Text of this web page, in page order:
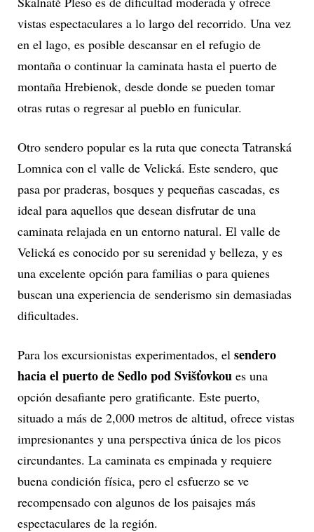
vistas espectaculares a lo largo del recorrido. Una vez
en el lago, es posible descansar en el refugio de
montaña o continuar la caminata hasta el puerto de
montaña Hrebienok, desde donde se pueden tomar
otras rutas o regresar al pueblo en funicular.
Otro sendero popular es la ruta que conecta Tatranská
Lomnica con el valle de Velická. Este sendero, que
pasa por praderas, bosques y pequeñas cascadas, es
ideal para aquellos que desean disfrutar de una
caminata relajada en un entorno natural. El valle de
Velická es conocido por su serenidad y belleza, y es
una excelente opción para familias o para quienes
buscan una experiencia de senderismo sin demasiadas
dificultades.
Para los excursionistas experimentados, el sendero
hacia el puerto de Sedlo pod Svišťovkou es una
opción desafiante pero gratificante. Este puerto,
situado a más de 2,000 metros de altitud, ofrece vistas
impresionantes y una perspectiva única de los picos
circundantes. La caminata es empinada y requiere
buena condición física, pero el esfuerzo se ve
recompensado con algunos de los paisajes más
espectaculares de la región.